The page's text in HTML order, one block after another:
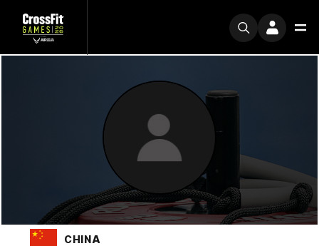
CHINA